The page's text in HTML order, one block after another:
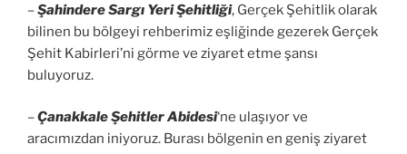
–Şahindere Sargı Yeri Şehitliği, Gerçek Şehitlik olarak
bilinen bu bölgeyi rehberimiz eşliğinde gezerek Gerçek
Şehit Kabirleri’ni görme ve ziyaret etme şansı
buluyoruz.
–Çanakkale Şehitler Abidesi‘ne ulaşıyor ve
aracımızdan iniyoruz. Burası bölgenin en geniş ziyaret